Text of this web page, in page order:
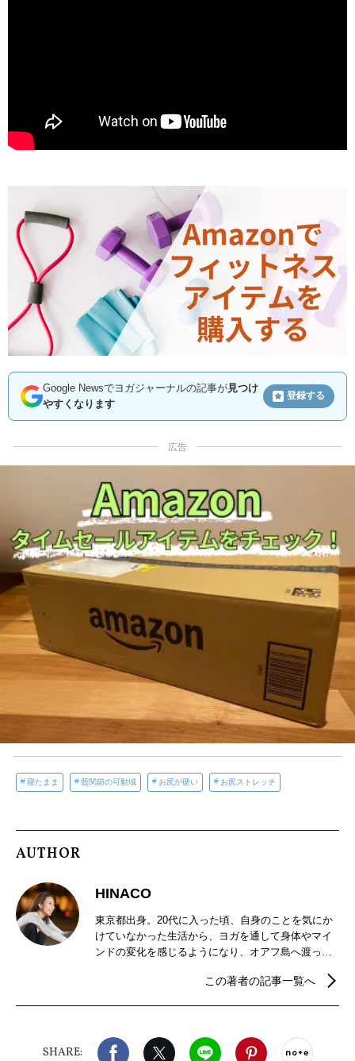
Google Newsでヨガジャーナルの記事が見つけ
やすくなります
登録する
広告
寝たまま 股関節の可動域 お尻が硬い お尻ストレッチ
AUTHOR
HINACO
東京都出身。20代に入った頃、自身のことを気にか
けていなかった生活から、ヨガを通して身体やマイ
ンドの変化を感じるようになり、オアフ島へ渡って
ヨガを実践し、日々探究。“今“ある自分を最大限体験
この著者の記事一覧へ
SHARE:
Facebook X（旧twitter）
LINE Pinterest